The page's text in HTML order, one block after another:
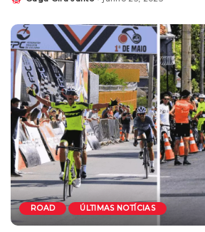
ROAD ÚLTIMAS NOTÍCIAS